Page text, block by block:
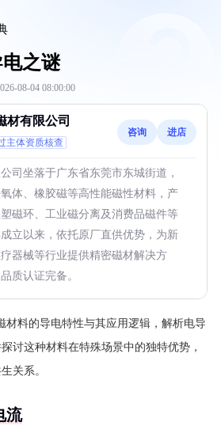
之谜
08-04 08:00:00
材有限公司
主体资质核查
咨询 进店
司坐落于广东省东莞市东城街道，
体、橡胶磁等高性能磁性材料，产
磁环、工业磁分离及消费品磁件等
立以来，依托原厂直供优势，为新
器械等行业提供精密磁材解决方
质认证完备。
材料的导电特性与其应用逻辑，解析电导
讨这种材料在特殊场景中的独特优势，
关系。
流